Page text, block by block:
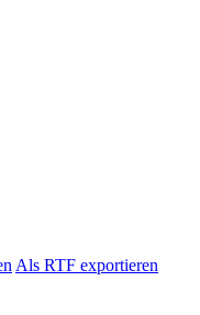
Als RTF exportieren